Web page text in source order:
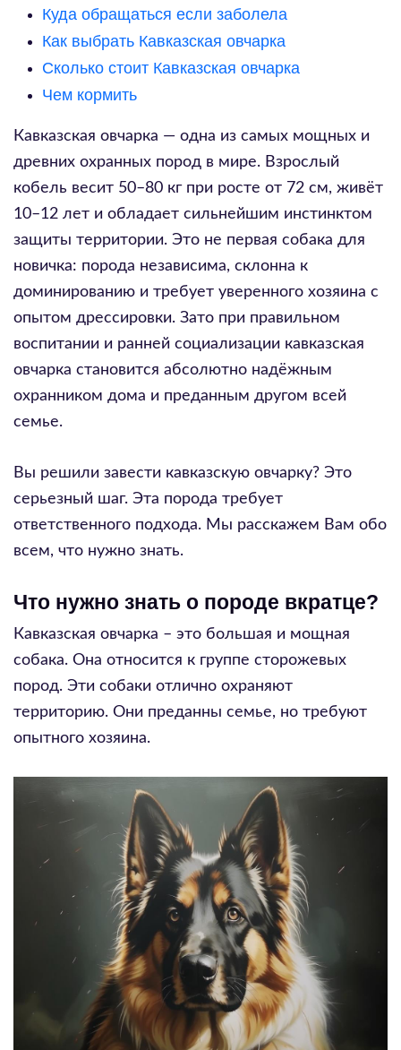
Куда обращаться если заболела
Как выбрать Кавказская овчарка
Сколько стоит Кавказская овчарка
Чем кормить
Кавказская овчарка — одна из самых мощных и
древних охранных пород в мире. Взрослый
кобель весит 50–80 кг при росте от 72 см, живёт
10–12 лет и обладает сильнейшим инстинктом
защиты территории. Это не первая собака для
новичка: порода независима, склонна к
доминированию и требует уверенного хозяина с
опытом дрессировки. Зато при правильном
воспитании и ранней социализации кавказская
овчарка становится абсолютно надёжным
охранником дома и преданным другом всей
семье.
Вы решили завести кавказскую овчарку? Это
серьезный шаг. Эта порода требует
ответственного подхода. Мы расскажем Вам обо
всем, что нужно знать.
Что нужно знать о породе вкратце?
Кавказская овчарка – это большая и мощная
собака. Она относится к группе сторожевых
пород. Эти собаки отлично охраняют
территорию. Они преданны семье, но требуют
опытного хозяина.